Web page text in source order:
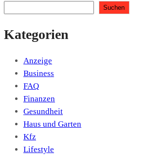
Suchen
Kategorien
Anzeige
Business
FAQ
Finanzen
Gesundheit
Haus und Garten
Kfz
Lifestyle